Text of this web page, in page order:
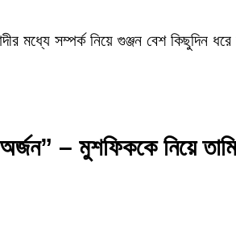
মধ্যে সম্পর্ক নিয়ে গুঞ্জন বেশ কিছুদিন
– মুশফিককে নিয়ে